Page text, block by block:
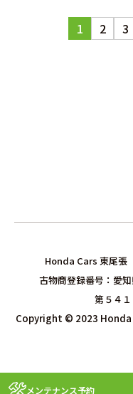
メンテナンス予約
1 2 3
Honda Cars 東尾張
古物商登録番号：愛
第５４
Copyright © 2023 Honda